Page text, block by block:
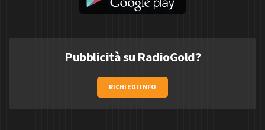
Pubblicità su RadioGold?
RICHIEDI INFO